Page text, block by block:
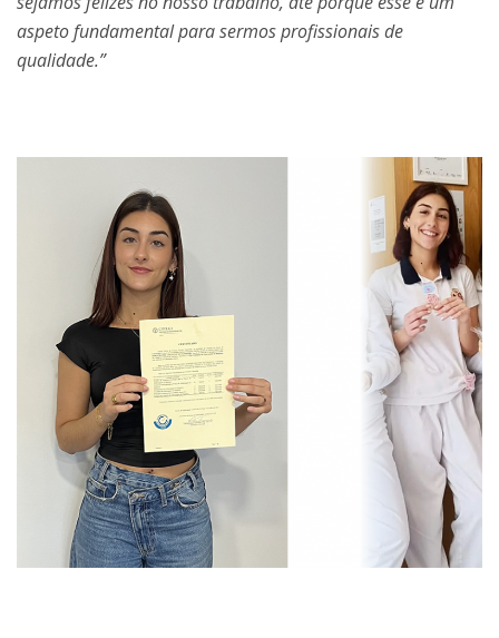
aspeto fundamental para sermos profissionais de
qualidade.”